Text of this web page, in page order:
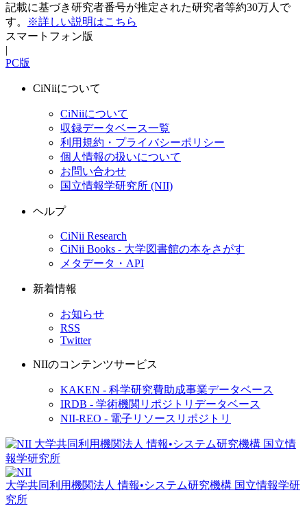
記載に基づき研究者番号が推定された研究者等約30万人で
す。
※詳しい説明はこちら
スマートフォン版
|
PC版
CiNiiについて
CiNiiについて
収録データベース一覧
利用規約・プライバシーポリシー
個人情報の扱いについて
お問い合わせ
国立情報学研究所 (NII)
ヘルプ
CiNii Research
CiNii Books - 大学図書館の本をさがす
メタデータ・API
新着情報
お知らせ
RSS
Twitter
NIIのコンテンツサービス
KAKEN - 科学研究費助成事業データベース
IRDB - 学術機関リポジトリデータベース
NII-REO - 電子リソースリポジトリ
大学共同利用機関法人 情報•システム研究機構 国立情報学研
究所